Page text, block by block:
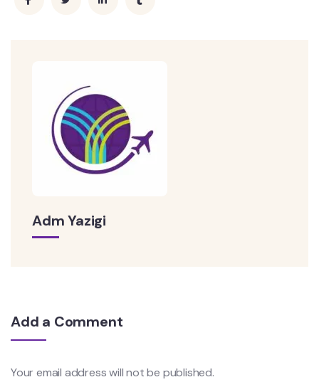
Adm Yazigi
Add a Comment
Your email address will not be published.